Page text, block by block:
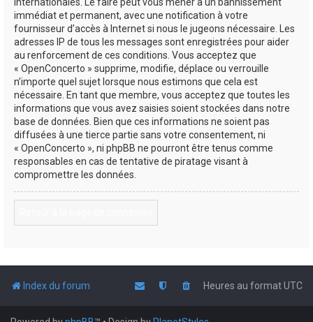
internationales. Le faire peut vous mener à un bannissement
immédiat et permanent, avec une notification à votre
fournisseur d’accès à Internet si nous le jugeons nécessaire. Les
adresses IP de tous les messages sont enregistrées pour aider
au renforcement de ces conditions. Vous acceptez que
« OpenConcerto » supprime, modifie, déplace ou verrouille
n’importe quel sujet lorsque nous estimons que cela est
nécessaire. En tant que membre, vous acceptez que toutes les
informations que vous avez saisies soient stockées dans notre
base de données. Bien que ces informations ne soient pas
diffusées à une tierce partie sans votre consentement, ni
« OpenConcerto », ni phpBB ne pourront être tenus comme
responsables en cas de tentative de piratage visant à
compromettre les données.
Index du forum Heures au formatUTC